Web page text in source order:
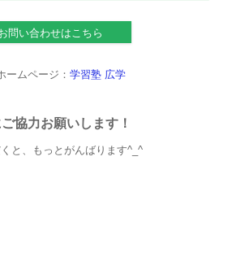
問い合わせはこちら
ームページ： 学習塾 広学
協力お願いします！
と、もっとがんばります^_^